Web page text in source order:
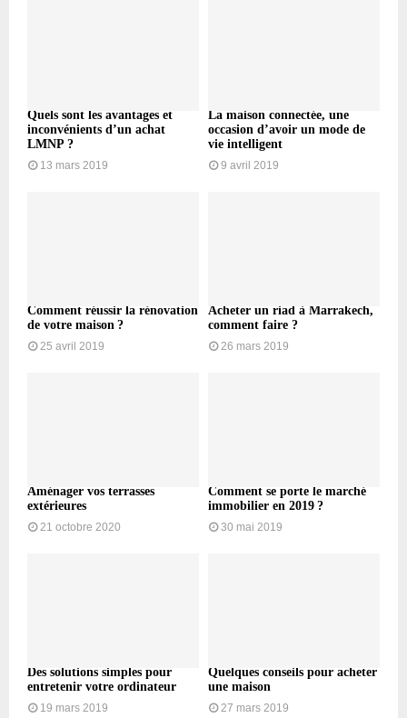
Quels sont les avantages et
inconvénients d’un achat
LMNP ?
13 mars 2019
La maison connectée, une
occasion d’avoir un mode de
vie intelligent
9 avril 2019
Comment réussir la rénovation
de votre maison ?
25 avril 2019
Acheter un riad à Marrakech,
comment faire ?
26 mars 2019
Aménager vos terrasses
extérieures
21 octobre 2020
Comment se porte le marché
immobilier en 2019 ?
30 mai 2019
Des solutions simples pour
entretenir votre ordinateur
19 mars 2019
Quelques conseils pour acheter
une maison
27 mars 2019